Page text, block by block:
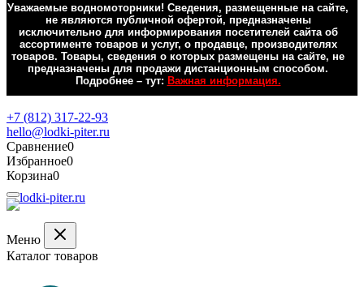
Уважаемые водномоторники! Сведения, размещенные на сайте,
не являются публичной офертой, предназначены
исключительно для информирования посетителей сайта об
ассортименте товаров и услуг, о продавце, производителях
товаров. Товары, сведения о которых размещены на сайте, не
предназначены для продажи дистанционным способом.
Подробнее – тут: Важная информация.
+7 (812) 317-22-93
hello@lodki-piter.ru
Сравнение0
Избранное0
Корзина0
Меню
Каталог товаров